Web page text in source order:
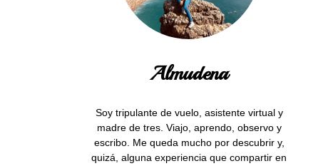
Almudena
Soy tripulante de vuelo, asistente virtual y
madre de tres. Viajo, aprendo, observo y
escribo. Me queda mucho por descubrir y,
quizá, alguna experiencia que compartir en